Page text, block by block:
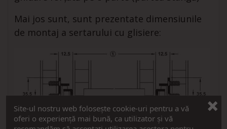
Mai jos sunt, sunt prezentate dimensiunile
de montaj a sertarului cu glisiere:
Site-ul nostru web folosește cookie-uri pentru a vă
oferi o experiență mai bună, ca utilizator și vă